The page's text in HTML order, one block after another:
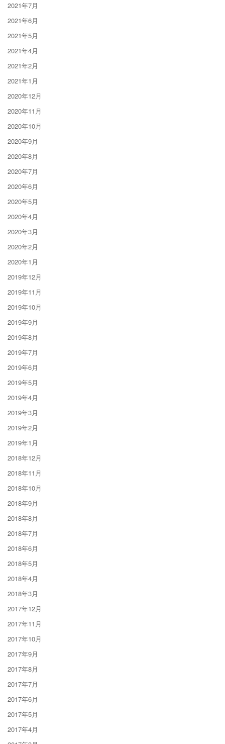
2021年7月
2021年6月
2021年5月
2021年4月
2021年2月
2021年1月
2020年12月
2020年11月
2020年10月
2020年9月
2020年8月
2020年7月
2020年6月
2020年5月
2020年4月
2020年3月
2020年2月
2020年1月
2019年12月
2019年11月
2019年10月
2019年9月
2019年8月
2019年7月
2019年6月
2019年5月
2019年4月
2019年3月
2019年2月
2019年1月
2018年12月
2018年11月
2018年10月
2018年9月
2018年8月
2018年7月
2018年6月
2018年5月
2018年4月
2018年3月
2017年12月
2017年11月
2017年10月
2017年9月
2017年8月
2017年7月
2017年6月
2017年5月
2017年4月